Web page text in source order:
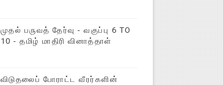
முதல் பருவத் தேர்வு - வகுப்பு 6 TO
10 - தமிழ் மாதிரி வினாத்தாள்
விடுதலைப் போராட்ட வீரர்களின்